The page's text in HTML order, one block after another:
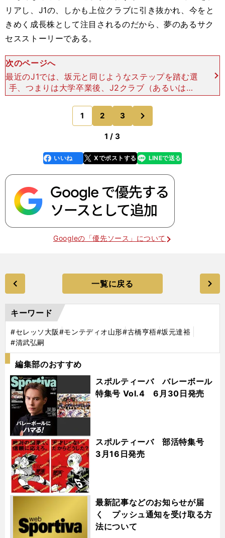
リアし、J1の、しかも上位クラブに引き抜かれ、今をと
きめく成長株として注目されるのだから、夢のあるサク
セスストーリーである。
次のページへ
最近のJ1では、坂元と同じようなステップを踏む選
手、つまりは大学卒業後、J2クラブ（あるいは、
それ以下のカテゴリーのクラブ）を経て、J1クラブ
入りする選手が増えてきている。 代表的なのは、
ヴィッセル
1 2 3
のページへ
1 / 3
faceboo
k
いいね Xでポストする
line LINEで送る
Googleの「優先ソース」について
一覧に戻る
キーワード
#セレッソ大阪#モンテディオ山形#古橋亨梧#坂元達裕
#清武弘嗣
編集部のおすすめ
スポルティーバ バレーボール
特集号 Vol.4 6月30日発売
スポルティーバ 部活特集号
3月16日発売
最新記事などのお知らせが届
く プッシュ通知を受け取る方
法について